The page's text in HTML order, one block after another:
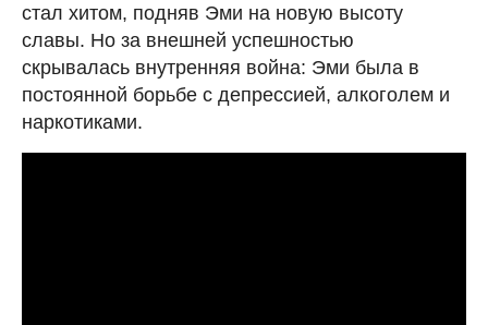
стал хитом, подняв Эми на новую высоту
славы. Но за внешней успешностью
скрывалась внутренняя война: Эми была в
постоянной борьбе с депрессией, алкоголем и
наркотиками.